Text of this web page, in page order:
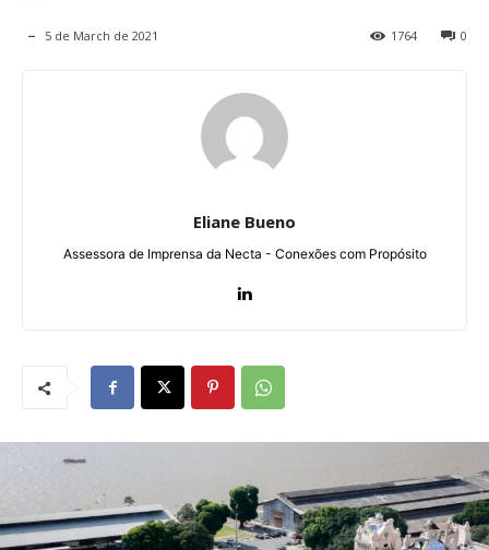
5 de March de 2021 0
1764
Eliane Bueno
Assessora de Imprensa da Necta - Conexões com Propósito